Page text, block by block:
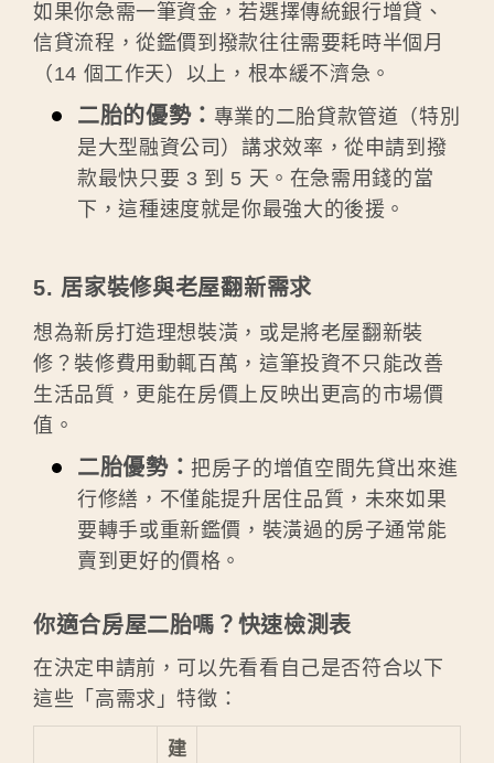
如果你急需一筆資金，若選擇傳統銀行增貸、
信貸流程，從鑑價到撥款往往需要耗時半個月
（14 個工作天）以上，根本緩不濟急。
二胎的優勢： 專業的二胎貸款管道（特別
是大型融資公司）講求效率，從申請到撥
款最快只要 3 到 5 天。在急需用錢的當
下，這種速度就是你最強大的後援。
5. 居家裝修與老屋翻新需求
想為新房打造理想裝潢，或是將老屋翻新裝
修？裝修費用動輒百萬，這筆投資不只能改善
生活品質，更能在房價上反映出更高的市場價
值。
二胎優勢：把房子的增值空間先貸出來進
行修繕，不僅能提升居住品質，未來如果
要轉手或重新鑑價，裝潢過的房子通常能
賣到更好的價格。
你適合房屋二胎嗎？快速檢測表
在決定申請前，可以先看看自己是否符合以下
這些「高需求」特徵：
建